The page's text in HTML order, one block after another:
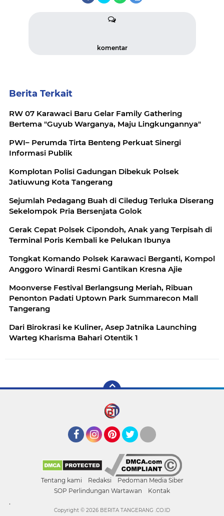
komentar
Berita Terkait
RW 07 Karawaci Baru Gelar Family Gathering
Bertema "Guyub Warganya, Maju Lingkungannya"
PWI– Perumda Tirta Benteng Perkuat Sinergi
Informasi Publik
Komplotan Polisi Gadungan Dibekuk Polsek
Jatiuwung Kota Tangerang
Sejumlah Pedagang Buah di Ciledug Terluka Diserang
Sekelompok Pria Bersenjata Golok
Gerak Cepat Polsek Cipondoh, Anak yang Terpisah di
Terminal Poris Kembali ke Pelukan Ibunya
Tongkat Komando Polsek Karawaci Berganti, Kompol
Anggoro Winardi Resmi Gantikan Kresna Ajie
Moonverse Festival Berlangsung Meriah, Ribuan
Penonton Padati Uptown Park Summarecon Mall
Tangerang
Dari Birokrasi ke Kuliner, Asep Jatnika Launching
Warteg Kharisma Bahari Otentik 1
Tentang kami Redaksi
Pedoman Media Siber
SOP Perlindungan Wartawan
Kontak
.
Copyright © 2026 BERITA TANGERANG .CO.ID